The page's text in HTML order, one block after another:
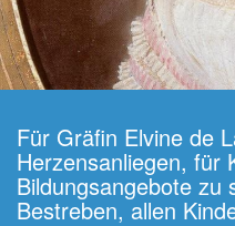
Für Gräfin Elvine de
Herzensanliegen, für
Bildungsangebote zu
Bestreben, allen